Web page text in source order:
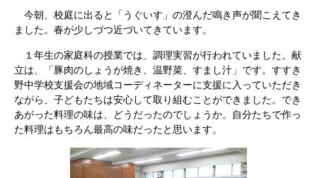
今朝、校庭に出ると「うぐいす」の澄んだ鳴き声が聞こえてき
ました。春が少しづつ近づいてきています。
１年生の家庭科の授業では、調理実習が行われていました。献
立は、「豚肉のしょうが焼き、温野菜、すまし汁」です。すすき
野中学校支援会の地域コーディネーターに支援に入っていただき
ながら、子どもたちは安心して取り組むことができました。でき
あがった料理の味は、どうだったのでしょうか。自分たちで作っ
た料理はもちろん最高の味だったと思います。